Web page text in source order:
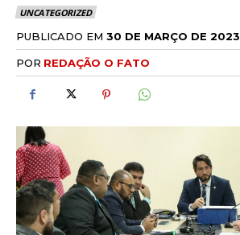
UNCATEGORIZED
PUBLICADO EM 30 DE MARÇO DE 2023
POR REDAÇÃO O FATO